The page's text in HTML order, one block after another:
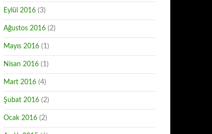
Eylül 2016 (3)
Ağustos 2016 (2)
Mayıs 2016 (1)
Nisan 2016 (1)
Mart 2016 (4)
Şubat 2016 (2)
Ocak 2016 (2)